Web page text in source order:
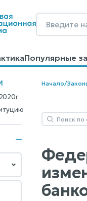
Популярные
материалы
Начало/